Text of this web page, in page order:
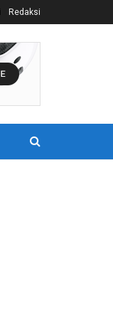
Redaksi